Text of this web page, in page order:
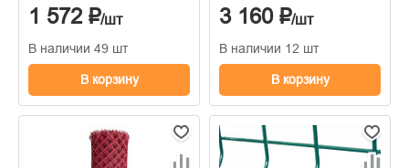
1 572 ₽/шт
В наличии 49 шт
В корзину
3 160 ₽/шт
В наличии 12 шт
В корзину